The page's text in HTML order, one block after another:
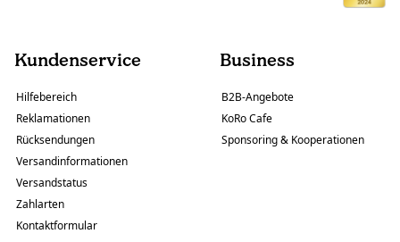
Kundenservice
Hilfebereich
Reklamationen
Rücksendungen
Versandinformationen
Versandstatus
Zahlarten
Kontaktformular
Business
B2B-Angebote
KoRo Cafe
Sponsoring & Kooperationen